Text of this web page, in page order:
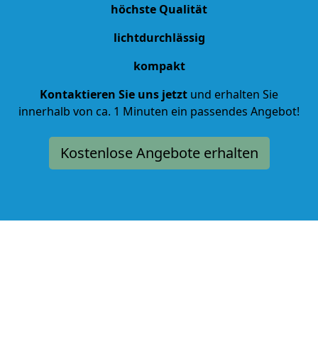
höchste Qualität
lichtdurchlässig
kompakt
Kontaktieren Sie uns jetzt und erhalten Sie
innerhalb von ca. 1 Minuten ein passendes Angebot!
Kostenlose Angebote erhalten